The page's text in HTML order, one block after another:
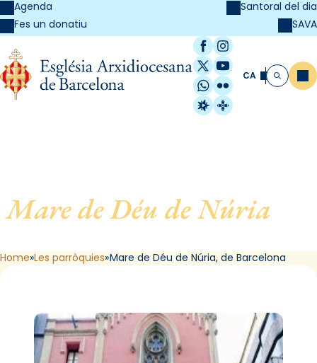
Agenda
Fes un donatiu
Santoral del dia
SAVA
Facebook
Instagram
X / Twitter
YouTube
WhatsApp
Flickr
Radio Estel
Catalunya
CA Cerca
Mare de Déu de Núria
Home Les parròquies Mare de Déu de Núria, de Barcelona